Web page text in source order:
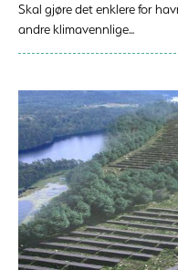
Skal gjøre det enklere for
andre klimavennlige...